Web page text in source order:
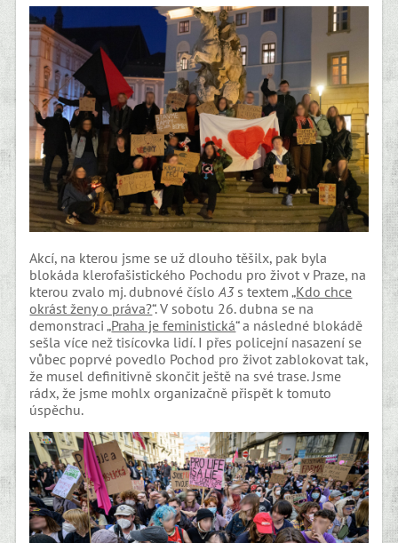
Akcí, na kterou jsme se už dlouho těšilx, pak byla
blokáda klerofašistického Pochodu pro život v Praze, na
kterou zvalo mj. dubnové čísloA3s textem „Kdo chce
okrást ženy o práva?“. V sobotu 26. dubna se na
demonstraci „Praha je feministická“ a následné blokádě
sešla více než tisícovka lidí. I přes policejní nasazení se
vůbec poprvé povedlo Pochod pro život zablokovat tak,
že musel definitivně skončit ještě na své trase. Jsme
rádx, že jsme mohlx organizačně přispět k tomuto
úspěchu.